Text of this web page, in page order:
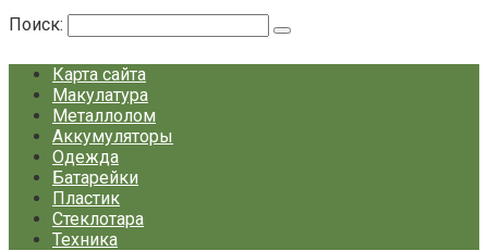
Поиск:
Карта сайта
Макулатура
Металлолом
Аккумуляторы
Одежда
Батарейки
Пластик
Стеклотара
Техника